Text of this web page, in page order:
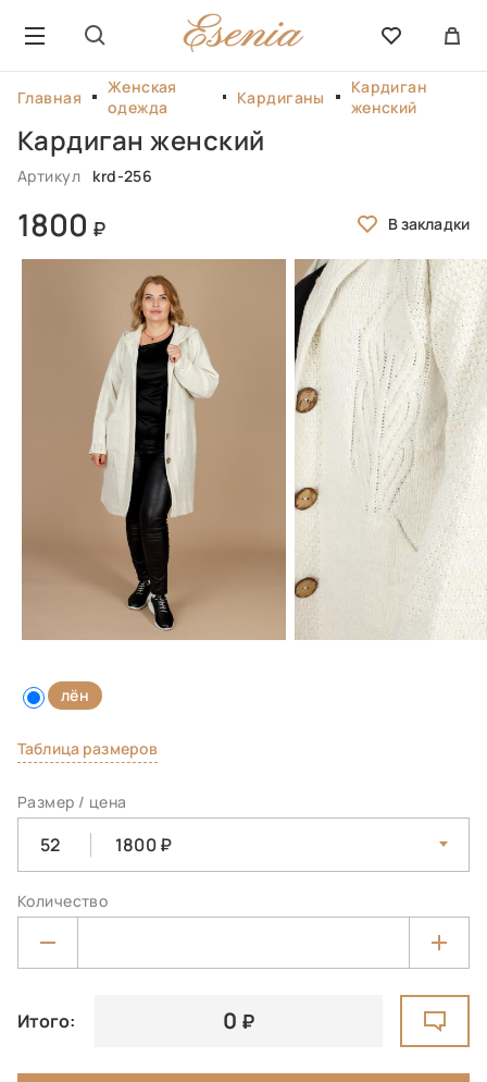
Главная
Женская
одежда
Кардиганы
Кардиган
женский
Кардиган женский
Артикул krd-256
1800
лён
Таблица размеров
Размер / цена
52 1800
Количество
Итого: 0